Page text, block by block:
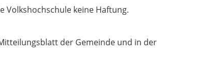
Volkshochschule keine Haftung.
der Gemeinde und in der